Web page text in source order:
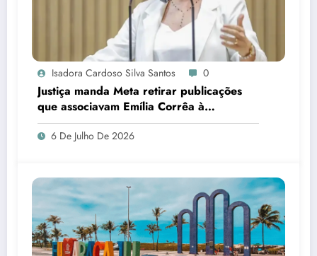
Isadora Cardoso Silva Santos 0
Justiça manda Meta retirar publicações
que associavam Emília Corrêa à
corrupção e identificar responsáveis
6 De Julho De 2026